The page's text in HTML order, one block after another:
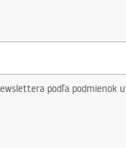
podľa podmienok